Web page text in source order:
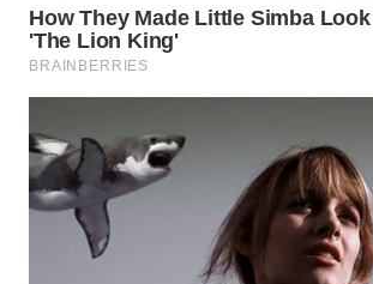
INFRASTRUKTUR
WAHANA
KONSUMEN
WAHANA
LISTRIK
WAHANA